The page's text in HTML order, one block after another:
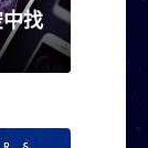
找